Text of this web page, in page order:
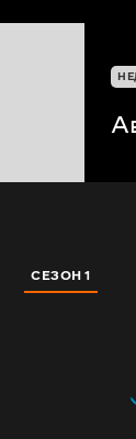
СЕЗОН 1